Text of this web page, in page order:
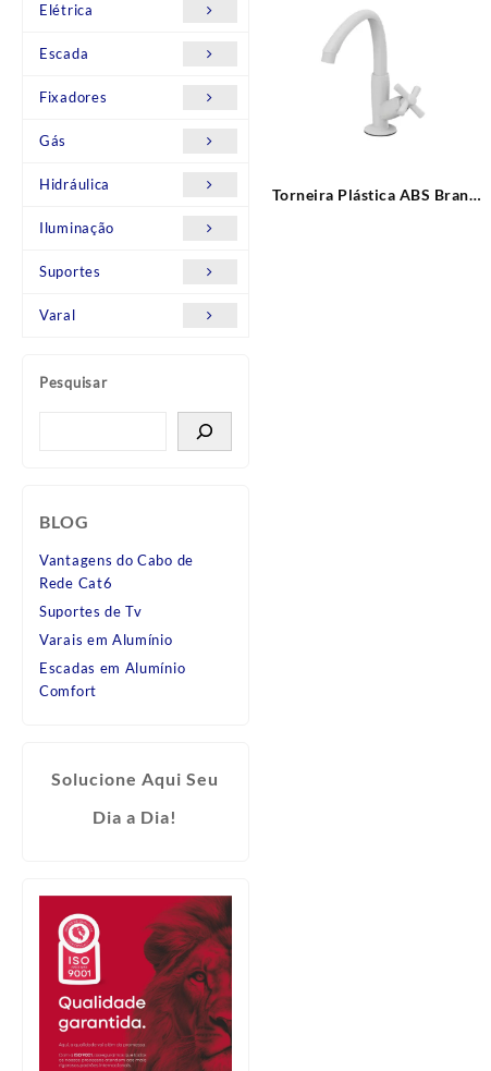
Elétrica
Escada
Fixadores
Gás
Hidráulica
Iluminação
Suportes
Varal
Pesquisar
BLOG
Vantagens do Cabo de
Rede Cat6
Suportes de Tv
Varais em Alumínio
Escadas em Alumínio
Comfort
Solucione Aqui Seu
Dia a Dia!
Torneira Plástica ABS Branca